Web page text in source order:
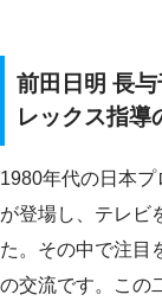
前田日明 長
レックス指導
1980年代の日本
が登場し、テレビ
た。その中で注目
の交流です。この